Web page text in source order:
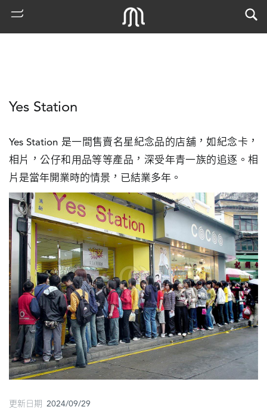
門
索
古
地
圖
媽
閣
寺
廟
士
Yes Station
Yes Station 是一間售賣名星紀念品的店舖，如紀念卡，
相片，公仔和用品等等產品，深受年青一族的追逐。相
片是當年開業時的情景，已結業多年。
更新日期 2024/09/29